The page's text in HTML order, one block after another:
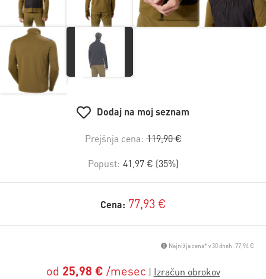
Dodaj na moj seznam
Prejšnja cena: 119,90 €
Popust: 41,97 € (35%)
Cena: 77,93 €
Najnižja cena* v 30 dneh: 77,94 €
od 25,98 € /mesec